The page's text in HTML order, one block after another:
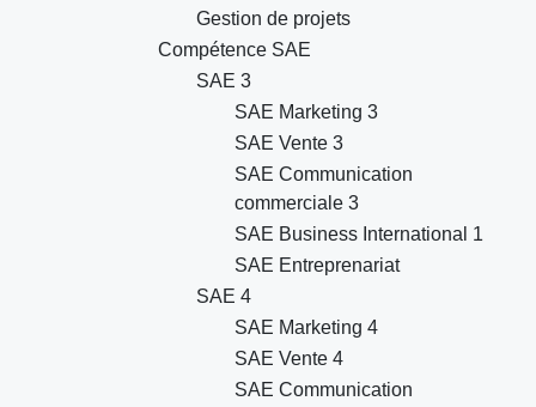
Gestion de projets
Compétence SAE
SAE 3
SAE Marketing 3
SAE Vente 3
SAE Communication
commerciale 3
SAE Business International 1
SAE Entreprenariat
SAE 4
SAE Marketing 4
SAE Vente 4
SAE Communication